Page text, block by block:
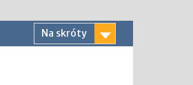
Na skróty